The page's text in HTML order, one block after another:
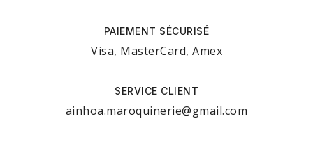
PAIEMENT SÉCURISÉ
Visa, MasterCard, Amex
SERVICE CLIENT
ainhoa.maroquinerie@gmail.com